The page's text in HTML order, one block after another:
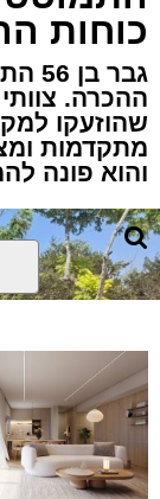
כוחות
ההכרה.
שהוזעקו
מתקדמות
והוא פונה